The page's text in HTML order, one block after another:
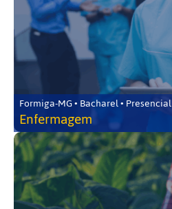
Formiga-MG • Bacharel • Presencial
Enfermagem